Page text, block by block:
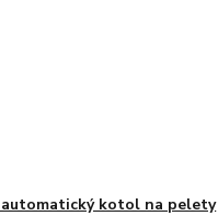
kotol na pelety